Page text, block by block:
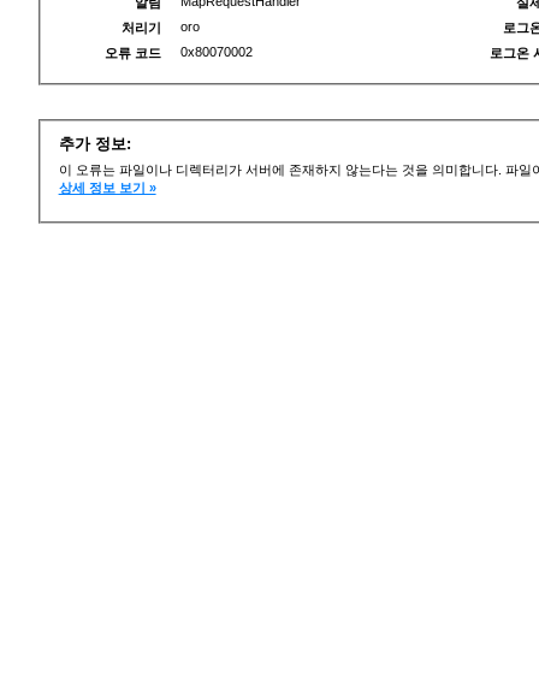
처리기
oro
오류 코드
0x80070002
로그
로그온
추가 정보:
이 오류는 파일이나 디렉터리가 서버에 존재하지 않는다는 것을 의미합니다. 파
상세 정보 보기 »